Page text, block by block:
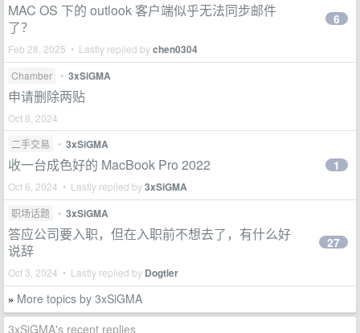
MAC OS 下的 outlook 客户端似乎无法同步邮件
了？
Feb 28, 2025 • Lastly replied bychen0304
6
Chamber • 3xSiGMA
申请删除两贴
Oct 8, 2024
二手交易
• 3xSiGMA
收一台成色好的 MacBook Pro 2022
Oct 6, 2024 • Lastly replied by3xSiGMA
1
职场话题 • 3xSiGMA
答应公司要入职，但在入职前不想去了，有什么好
说辞
Oct 3, 2024 • Lastly replied by Dogtler
27
» More topics by 3xSiGMA
3xSiGMA's recent replies